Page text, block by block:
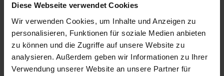
Diese Webseite verwendet Cookies
Wir verwenden Cookies, um Inhalte und Anzeigen zu
personalisieren, Funktionen für soziale Medien anbieten
zu können und die Zugriffe auf unsere Website zu
analysieren. Außerdem geben wir Informationen zu Ihrer
Verwendung unserer Website an unsere Partner für
Befestigungsmittel /Nägel /Coilnägel
HEAVY-COIL NÄGEL IM
PLASTIKBAND (HN)